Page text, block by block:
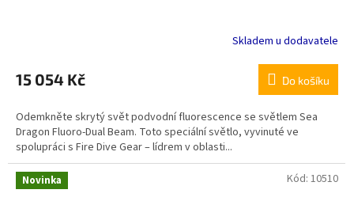
Skladem u dodavatele
15 054 Kč Do košíku
Odemkněte skrytý svět podvodní fluorescence se světlem Sea
Dragon Fluoro-Dual Beam. Toto speciální světlo, vyvinuté ve
spolupráci s Fire Dive Gear – lídrem v oblasti...
Novinka Kód: 10510